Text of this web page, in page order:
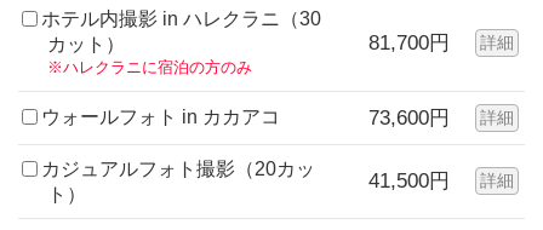
ホテル内撮影 in ハレクラニ（30
カット）
※ハレクラニに宿泊の方のみ
81,700円 詳細
ウォールフォト in カカアコ 73,600円 詳細
カジュアルフォト撮影（20カッ
ト）
41,500円 詳細